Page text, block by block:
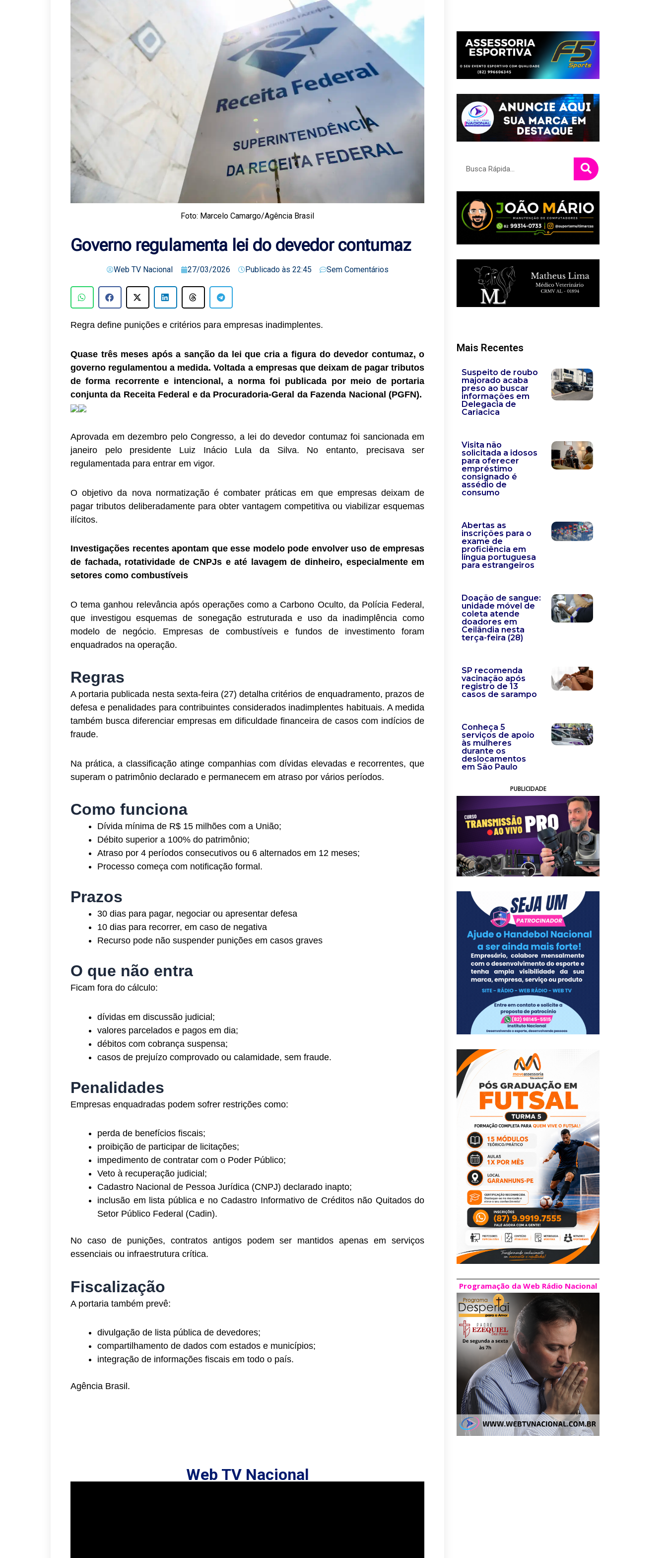
Foto: Marcelo Camargo/Agência Brasil
Governo regulamenta lei do devedor contumaz
Web TV Nacional 27/03/2026 Publicado às 22:45 Sem Comentários
Regra define punições e critérios para empresas inadimplentes.
Quase três meses após a sanção da lei que cria a figura do devedor contumaz, o
governo regulamentou a medida. Voltada a empresas que deixam de pagar tributos
de forma recorrente e intencional, a norma foi publicada por meio de portaria
conjunta da Receita Federal e da Procuradoria-Geral da Fazenda Nacional (PGFN).
Aprovada em dezembro pelo Congresso, a lei do devedor contumaz foi sancionada em
janeiro pelo presidente Luiz Inácio Lula da Silva. No entanto, precisava ser
regulamentada para entrar em vigor.
O objetivo da nova normatização é combater práticas em que empresas deixam de
pagar tributos deliberadamente para obter vantagem competitiva ou viabilizar esquemas
ilícitos.
Investigações recentes apontam que esse modelo pode envolver uso de empresas
de fachada, rotatividade de CNPJs e até lavagem de dinheiro, especialmente em
setores como combustíveis
O tema ganhou relevância após operações como a Carbono Oculto, da Polícia Federal,
que investigou esquemas de sonegação estruturada e uso da inadimplência como
modelo de negócio. Empresas de combustíveis e fundos de investimento foram
enquadrados na operação.
Regras
A portaria publicada nesta sexta-feira (27) detalha critérios de enquadramento, prazos de
defesa e penalidades para contribuintes considerados inadimplentes habituais. A medida
também busca diferenciar empresas em dificuldade financeira de casos com indícios de
fraude.
Na prática, a classificação atinge companhias com dívidas elevadas e recorrentes, que
superam o patrimônio declarado e permanecem em atraso por vários períodos.
Como funciona
Dívida mínima de R$ 15 milhões com a União;
Débito superior a 100% do patrimônio;
Atraso por 4 períodos consecutivos ou 6 alternados em 12 meses;
Processo começa com notificação formal.
Prazos
30 dias para pagar, negociar ou apresentar defesa
10 dias para recorrer, em caso de negativa
Recurso pode não suspender punições em casos graves
O que não entra
Ficam fora do cálculo:
dívidas em discussão judicial;
valores parcelados e pagos em dia;
débitos com cobrança suspensa;
casos de prejuízo comprovado ou calamidade, sem fraude.
Penalidades
Empresas enquadradas podem sofrer restrições como:
perda de benefícios fiscais;
proibição de participar de licitações;
impedimento de contratar com o Poder Público;
Veto à recuperação judicial;
Cadastro Nacional de Pessoa Jurídica (CNPJ) declarado inapto;
inclusão em lista pública e no Cadastro Informativo de Créditos não Quitados do
Setor Público Federal (Cadin).
No caso de punições, contratos antigos podem ser mantidos apenas em serviços
essenciais ou infraestrutura crítica.
Fiscalização
A portaria também prevê:
divulgação de lista pública de devedores;
compartilhamento de dados com estados e municípios;
integração de informações fiscais em todo o país.
Agência Brasil.
Web TV Nacional
Mais Recentes
Suspeito de roubo
majorado acaba
preso ao buscar
informações em
Delegacia de
Cariacica
Visita não
solicitada a idosos
para oferecer
empréstimo
consignado é
assédio de
consumo
Abertas as
inscrições para o
exame de
proficiência em
língua portuguesa
para estrangeiros
Doação de sangue:
unidade móvel de
coleta atende
doadores em
Ceilândia nesta
terça-feira (28)
SP recomenda
vacinação após
registro de 13
casos de sarampo
Conheça 5
serviços de apoio
às mulheres
durante os
deslocamentos
em São Paulo
PUBLICIDADE
Programação da Web Rádio Nacional